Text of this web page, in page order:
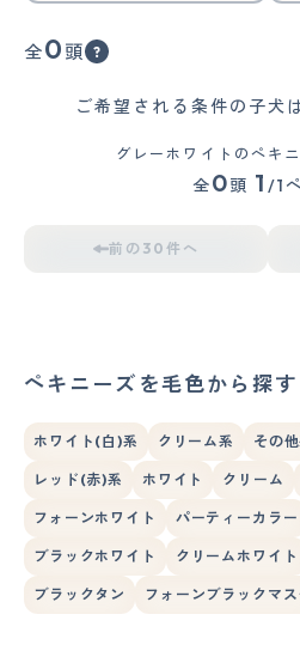
全0 頭
ご希望される条件の子犬
グレーホワイトのペキ
全0頭 1 /1
前の30件へ
ペキニーズを毛色から探す
ホワイト(白)系 クリーム系 その
レッド(赤)系 ホワイト クリーム
フォーンホワイト パーティーカラー
ブラックホワイト クリームホワイト
ブラックタン フォーンブラックマス